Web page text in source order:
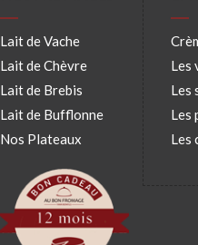
Lait de Vache
Lait de Chèvre
Lait de Brebis
Lait de Bufflonne
Nos Plateaux
Les
Les
Les
Les